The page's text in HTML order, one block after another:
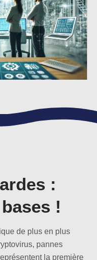
:
!
de plus en plus
pannes
la première